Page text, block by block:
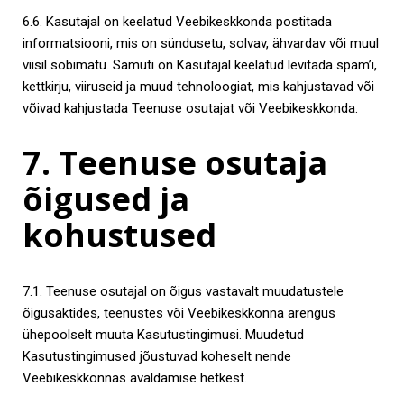
6.6. Kasutajal on keelatud Veebikeskkonda postitada
informatsiooni, mis on sündusetu, solvav, ähvardav või muul
viisil sobimatu. Samuti on Kasutajal keelatud levitada spam’i,
kettkirju, viiruseid ja muud tehnoloogiat, mis kahjustavad või
võivad kahjustada Teenuse osutajat või Veebikeskkonda.
7. Teenuse osutaja
õigused ja
kohustused
7.1. Teenuse osutajal on õigus vastavalt muudatustele
õigusaktides, teenustes või Veebikeskkonna arengus
ühepoolselt muuta Kasutustingimusi. Muudetud
Kasutustingimused jõustuvad koheselt nende
Veebikeskkonnas avaldamise hetkest.